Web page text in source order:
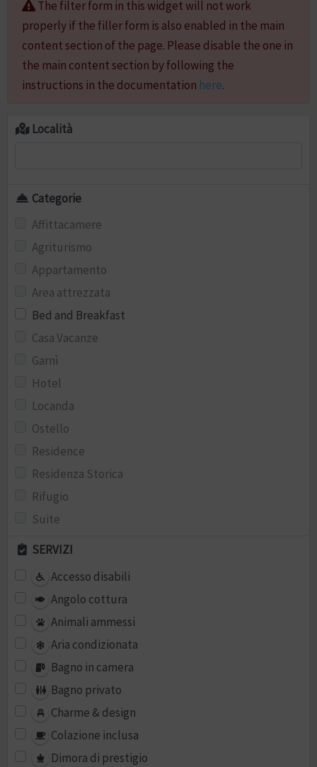
The filter form in this widget will not work
properly if the filler form is also enabled in the main
content section of the page. Please disable the one in
the main content section by following the
instructions in the documentation here.
Località
Categorie
Affittacamere
Agriturismo
Appartamento
Area attrezzata
Bed and Breakfast
Casa Vacanze
Garnì
Hotel
Locanda
Ostello
Residence
Residenza Storica
Rifugio
Suite
SERVIZI
Accesso disabili
Angolo cottura
Animali ammessi
Aria condizionata
Bagno in camera
Bagno privato
Charme & design
Colazione inclusa
Dimora di prestigio